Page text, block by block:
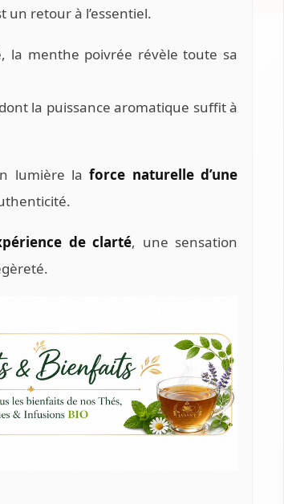
un retour à l’essentiel.
la menthe poivrée révèle toute sa
la puissance aromatique suffit à
lumière laforce naturelle d’une
de clarté, une sensation